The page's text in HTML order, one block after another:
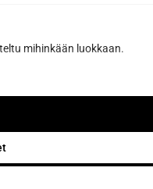
mihinkään luokkaan.